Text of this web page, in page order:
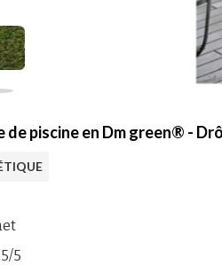
de piscine en Dm green® -
5